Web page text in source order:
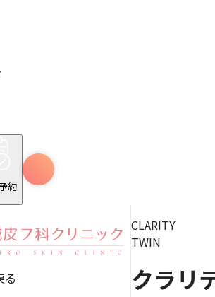
約
る
CLARITY
TWIN
クラリ